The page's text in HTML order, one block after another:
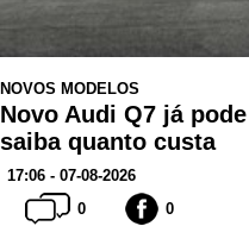
NOVOS MODELOS
Novo Audi Q7 já
saiba quanto custa
17:06 - 07-08-2026
0
0